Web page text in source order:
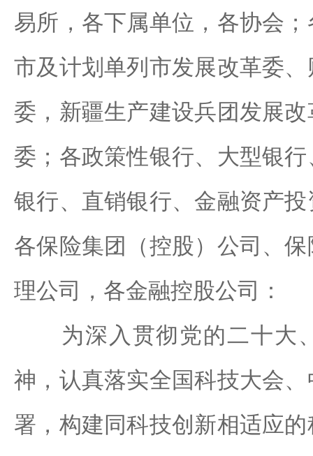
易所，各下属单位，各协会
市及计划单列市发展改革委
委，新疆生产建设兵团发展
委；各政策性银行、大型银
银行、直销银行、金融资产
各保险集团（控股）公司、
理公司，各金融控股公司：
为深入贯彻党的二十大
神，认真落实全国科技大会
署，构建同科技创新相适应